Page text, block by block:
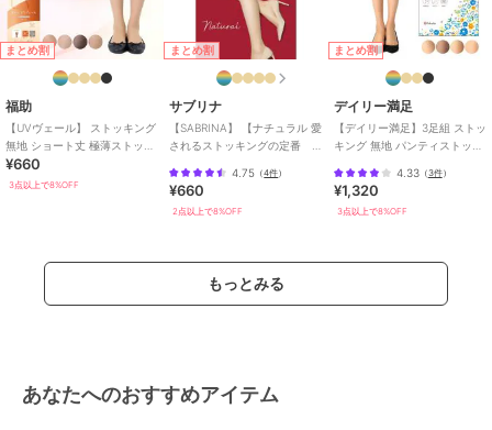
まとめ割
福助
【UVヴェール】 ストッキング
無地 ショート丈 極薄ストッキ
¥660
3点以上で8%OFF
まとめ割
サブリナ
【SABRINA】 【ナチュラル 愛
されるストッキングの定番
4.75 （4件）
¥660
2点以上で8%OFF
まとめ割
デイリー満足
【デイリー満足】3足組 ストッ
キング 無地 パンティストッキ
ム付き
4.33（3件）
¥1,320
3点以上で8%OFF
もっとみる
あなたへのおすすめアイテム